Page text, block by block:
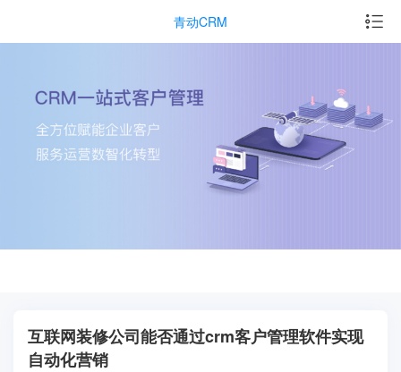
青动CRM
互联网装修公司能否通过crm客户管理软件实现
自动化营销